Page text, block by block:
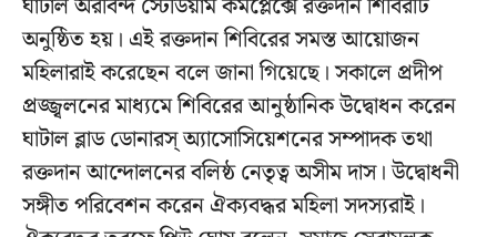
অনুষ্ঠিত হয়। এই রক্তদান শিবিরের সমস্ত আয়োজন
মহিলারাই করেছেন বলে জানা গিয়েছে। সকালে প্রদীপ
প্রজ্জ্বলনের মাধ্যমে শিবিরের আনুষ্ঠানিক উদ্বোধন করেন
ঘাটাল ব্লাড ডোনারস্ অ্যাসোসিয়েশনের সম্পাদক তথা
রক্তদান আন্দোলনের বলিষ্ঠ নেতৃত্ব অসীম দাস। উদ্বোধনী
সঙ্গীত পরিবেশন করেন ঐক্যবদ্ধর মহিলা সদস্যরাই।